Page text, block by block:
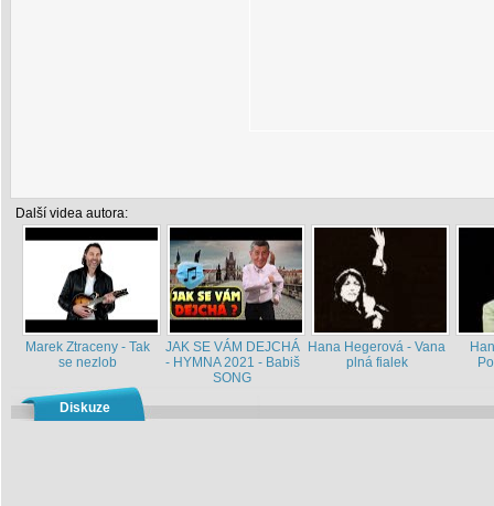
Další videa autora:
Marek Ztraceny - Tak
se nezlob
JAK SE VÁM DEJCHÁ
- HYMNA 2021 - Babiš
SONG
Hana Hegerová - Vana
plná fialek
Diskuze